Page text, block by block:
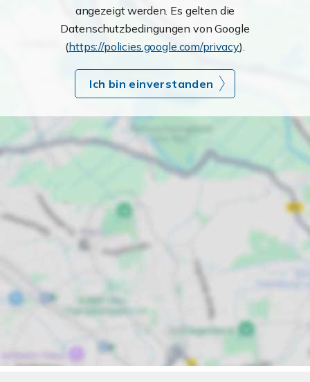
angezeigt werden. Es gelten die
Datenschutzbedingungen von Google
(https://policies.google.com/privacy).
Ich bin einverstanden